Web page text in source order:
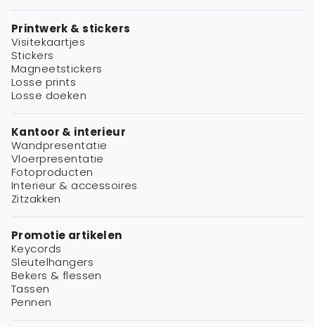
Printwerk & stickers
Visitekaartjes
Stickers
Magneetstickers
Losse prints
Losse doeken
Kantoor & interieur
Wandpresentatie
Vloerpresentatie
Fotoproducten
Interieur & accessoires
Zitzakken
Promotie artikelen
Keycords
Sleutelhangers
Bekers & flessen
Tassen
Pennen